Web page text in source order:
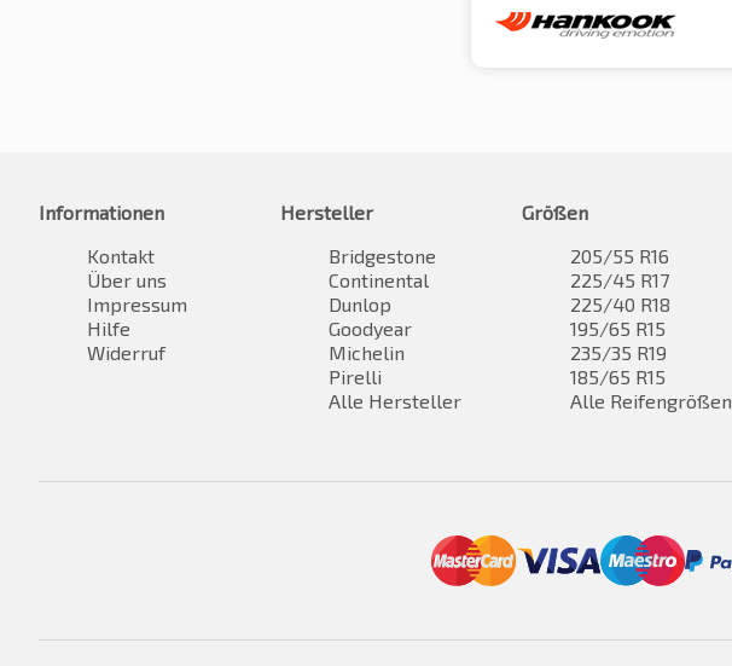
Informationen
Kontakt
Über uns
Impressum
Hilfe
Widerruf
Hersteller
Bridgestone
Continental
Dunlop
Goodyear
Michelin
Pirelli
Alle Hersteller
Größen
205/55 R16
225/45 R17
225/40 R18
195/65 R15
235/35 R19
185/65 R15
Alle Reifengrößen